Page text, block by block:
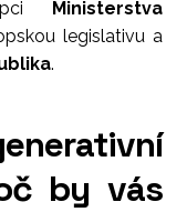
Ministerstva
legislativu a
.
by vás